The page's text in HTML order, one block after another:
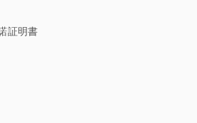
証明書